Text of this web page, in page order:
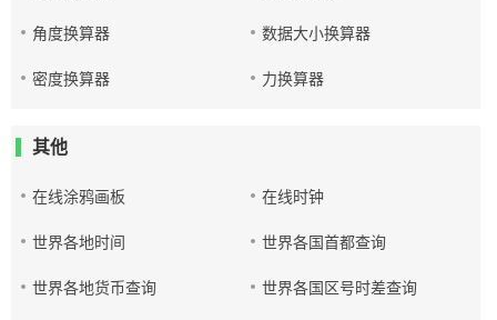
角度换算器 数据大小换算器
密度换算器 力换算器
其他
在线涂鸦画板 在线时钟
世界各地时间 世界各国首都查询
世界各地货币查询 世界各国区号时差查询